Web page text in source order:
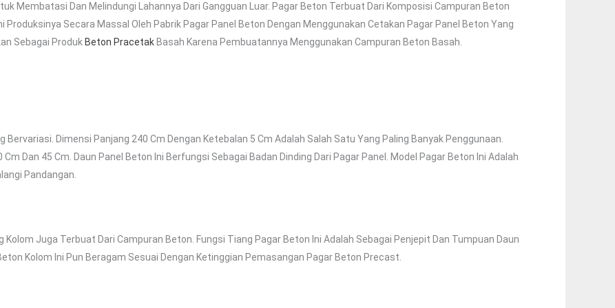
Membatasi Dan Melindungi Lahannya Dari Gangguan Luar. Pagar Beton Terbuat Dari Komposisi Campuran Beton
Produksinya Secara Massal Oleh Pabrik Pagar Panel Beton Dengan Menggunakan Cetakan Pagar Panel Beton Yang
Sebagai Produk Beton Pracetak Basah Karena Pembuatannya Menggunakan Campuran Beton Basah.
Bervariasi. Dimensi Panjang 240 Cm Dengan Ketebalan 5 Cm Adalah Salah Satu Yang Paling Banyak Penggunaan.
Dan 45 Cm. Daun Panel Beton Ini Berfungsi Sebagai Badan Dinding Dari Pagar Panel. Model Pagar Beton Ini Adalah
Pandangan.
Juga Terbuat Dari Campuran Beton. Fungsi Tiang Pagar Beton Ini Adalah Sebagai Penjepit Dan Tumpuan Daun
Kolom Ini Pun Beragam Sesuai Dengan Ketinggian Pemasangan Pagar Beton Precast.